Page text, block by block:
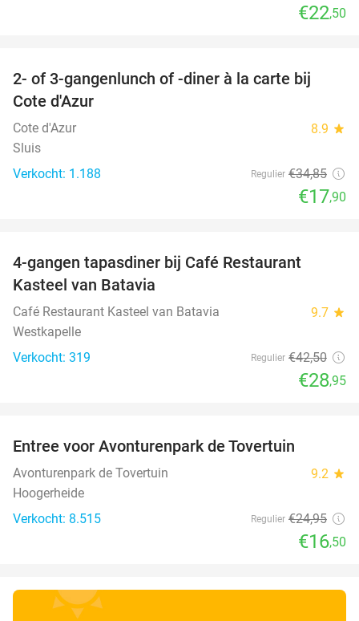
€22,50
49%
2- of 3-gangenlunch of -diner à la carte bij
Cote d'Azur
Cote d'Azur 8.9 star
Sluis
Verkocht: 1.188
Regulier €34,85
€17,90
4-gangen tapasdiner bij Café Restaurant
Kasteel van Batavia
Café Restaurant Kasteel van Batavia 9.7 star
Westkapelle
Verkocht: 319
Regulier €42,50
€28,95
Entree voor Avonturenpark de Tovertuin
Avonturenpark de Tovertuin 9.2 star
Hoogerheide
Verkocht: 8.515
Regulier €24,95
€16,50